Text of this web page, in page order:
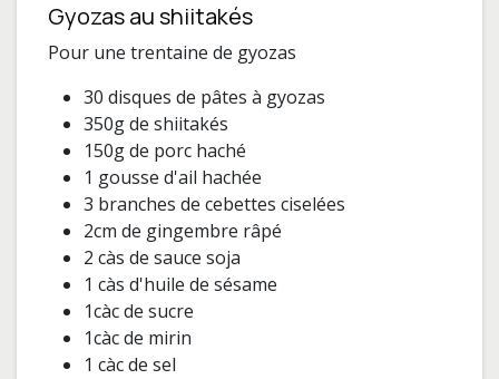
Gyozas au shiitakés
Pour une trentaine de gyozas
30 disques de pâtes à gyozas
350g de shiitakés
150g de porc haché
1 gousse d'ail hachée
3 branches de cebettes ciselées
2cm de gingembre râpé
2 càs de sauce soja
1 càs d'huile de sésame
1càc de sucre
1càc de mirin
1 càc de sel